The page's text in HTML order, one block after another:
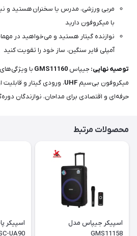
مربی ورزشی، مدرس یا سخنران هستید
با میکروفون دارید
نوازنده گیتار هستید و می‌خواهید در
آمپلی فایر سنگین، ساز خود را تقویت کنید
توصیه نهایی: جیپاس GMS11160 با
میکروفون بی‌سیم UHF، ورودی گیتار و قابلیت
حرفه‌ای و اقتصادی برای مداحان، نوازندگان
محصولات مرتبط
اسپیکر جیپاس مدل
GMS11158
اسپیکر
UA90